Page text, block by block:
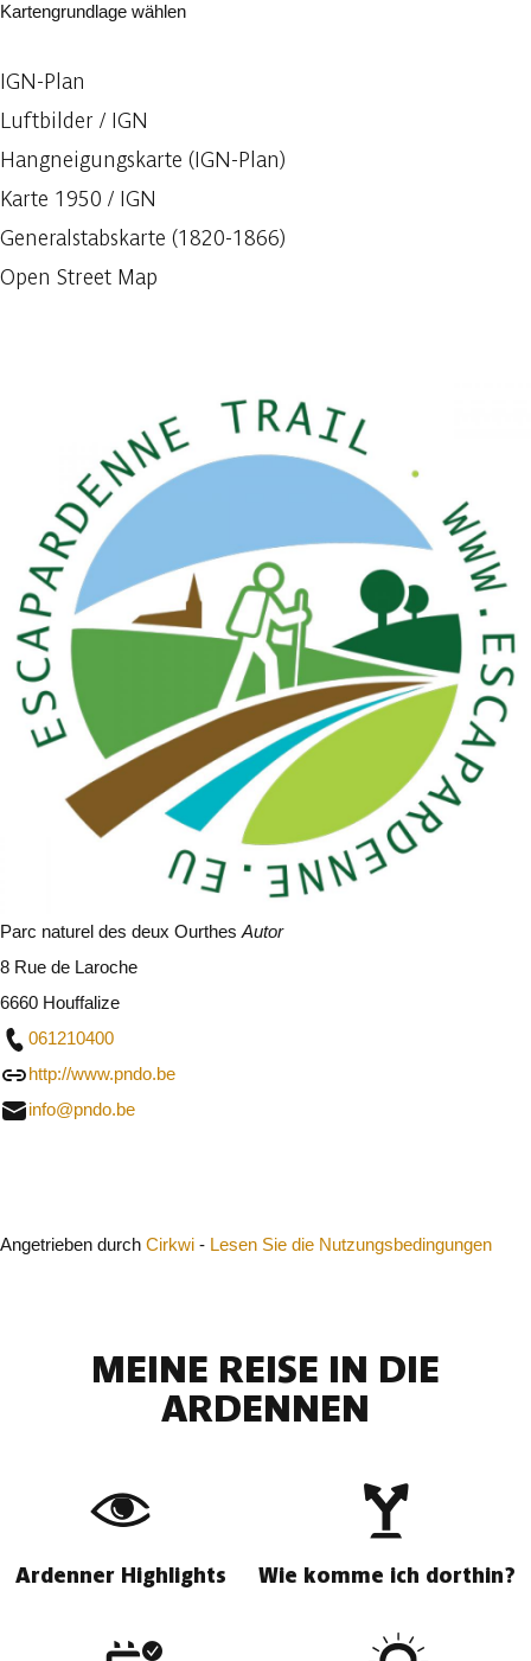
Kartengrundlage wählen
IGN-Plan
Luftbilder / IGN
Hangneigungskarte (IGN-Plan)
Karte 1950 / IGN
Generalstabskarte (1820-1866)
Open Street Map
Parc naturel des deux OurthesAutor
8 Rue de Laroche
6660 Houffalize
061210400
http://www.pndo.be
info@pndo.be
Angetrieben durch Cirkwi - Lesen Sie die Nutzungsbedingungen
MEINE REISE IN DIE
ARDENNEN
Ardenner Highlights Wie komme ich dorthin?